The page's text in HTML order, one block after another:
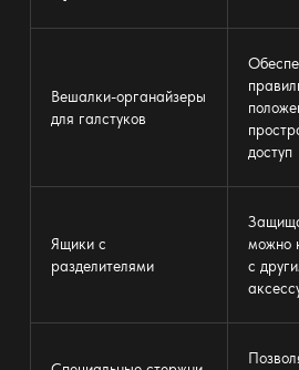
Вешалки-органайзеры
для галстуков
доступ
Ящики с
разделителями
можно
с